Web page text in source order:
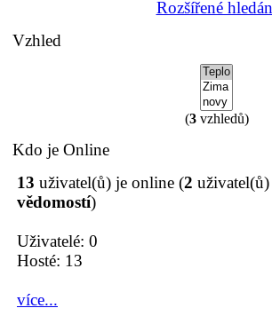
Rozšířené
Vzhled
(3vzhledů)
Kdo je Online
13 uživatel(ů) je online (2
vědomostí)
Uživatelé: 0
Hosté: 13
více...